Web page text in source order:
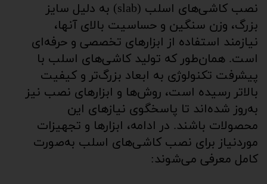
نصب کاشی‌های اسلب (slab) به دلیل سایز
بزرگ، وزن سنگین و حساسیت بالای آنها،
نیازمند استفاده از ابزارهای تخصصی و حرفه‌ای
است. همان‌طور که تولید کاشی‌های اسلب با
پیشرفت تکنولوژی به ابعاد بزرگ‌تر و کیفیت
بالاتر رسیده است، روش‌ها و ابزارهای نصب نیز
به‌روز شده‌اند تا پاسخگوی نیازهای این
محصولات باشند. در ادامه، ابزارها و تجهیزات
موردنیاز برای نصب کاشی‌های اسلب به‌صورت
کامل معرفی می‌شوند: